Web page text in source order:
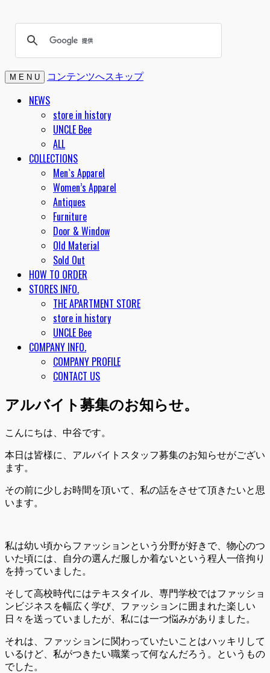
M E N U
コンテンツへスキップ
NEWS
store in history
UNCLE Bee
ALL
COLLECTIONS
Men`s Apparel
Women’s Apparel
Antiques
Furniture
Door & Window
Old Material
Sold Out
HOW TO ORDER
STORES INFO.
THE APARTMENT STORE
store in history
UNCLE Bee
COMPANY INFO.
COMPANY PROFILE
CONTACT US
アルバイト募集のお知らせ。
こんにちは、中谷です。
本日は皆様に、アルバイトスタッフ募集のお知らせがござい
ます。
その前に少しお時間を頂いて、私の話をさせて頂きたいと思
います。
私は幼い頃からファッションという分野が好きで、物心のつ
いた頃には、自分の選んだ服しか着ないという程人一倍拘り
を持っていました。
そして高校時代にはテキスタイル、専門学校ではファッショ
ンビジネスを幅広く学び、ファッションに囲まれた楽しい
日々を送っていましたが、私には一つ悩みがありました。
それは、ファッションに関わっていたいことはハッキリして
いるけど、私がつきたい職業って何なんだろう。というもの
でした。